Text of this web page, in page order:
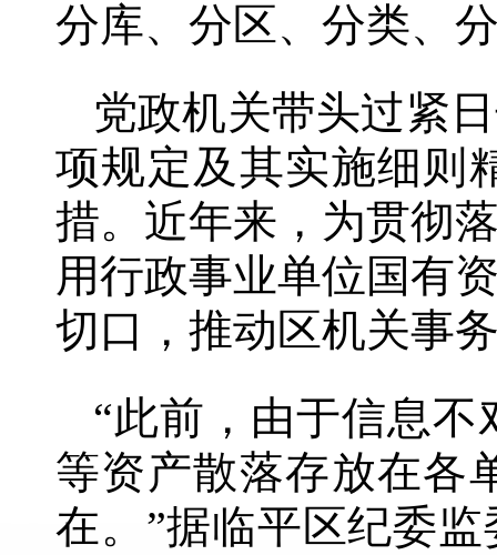
分库、分区、分类、
党政机关带头过紧
项规定及其实施细则
措。近年来，为贯彻
用行政事业单位国有
切口，推动区机关事
“此前，由于信息
等资产散落存放在各
在。”据临平区纪委